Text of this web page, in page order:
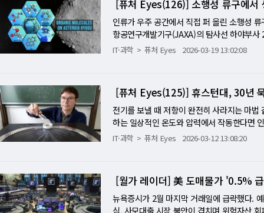
속 패널은, 인류가 대자연과 공존하며 기술
석 기록은 존재하지 않았을 것"이라고 덧붙
연의 드라마가 오늘 우리가 주목해야 하는
이다. 대륙이 찢어지며 맨틀이 밀어 올린 헬
(MRI) 장비, 나아가 천문학적인 전력을 소모
로 급부상했다. 게다가 지각이 극도로 얇아
의 '지열 에너지'를 생산할 수 있는 최적의
리는 에너지 탐사 기업 '칼라하리 지오에너
자본이 과학 연구를 등에 업고 아프리카의
다. 이 거대한 균열은 지구가 여전히 살아 숨
했다. 실험의 대부분을 수행한 테네시대학
물에서 풍부하게 공급받을 수 있고, 촉매 시
하다"고 말했다. 연구팀은 현재 용융염의 흡
활용한 용융염 봉입 기술을 연구 중이다. 연
업 경쟁력 향상에도 기여할 것으로 기대
테미스 2호는 10일 동안 약 110만 2,400㎞
표는 생명유지 장치, 유인 캡슐의 장거리 비
처럼 단숨에 착륙으로 나아가는 임무가 아니
할 수 있다. 사람이 탑승한 상태에서 오리온
스 3호와 달 남극 장기 체류 구상도 현실성을
로 했다가 수소 누출로 연기됐고, 지난달에
에 이뤄진 발사라는 점에서, 이번 성공은 단
대한 신뢰를 간신히 되살렸다는 의미이기 때
능력을 입증하는 성격에 가깝다. NASA는
치에도 이상이 있었다고 밝혔다. 다만 지상
었느냐"가 아니라 "문제가 있었음에도 임무
양에 머물지 않는다. 달 극지방의 물 얼음, 희
된다. 앞서 2022년 무인 비행 임무였던 아
온 우주선은 1970년 아폴로 13호가 세운 지
아르테미스 2호는 달의 이면에서 약
전과 지속 가능성 1969년에 낡은 컴퓨터로
거듭하며 힘들게 준비하는가. 전문가들은 이
지 시스템을 갖춰야 한다. 냉전 시대 체제
썼지만, 아르테미스는 1%도 안 되는 예산으
태도다. 아폴로 시절의 우주비행사들은 전투
극도의 안전주의를 추구한다. 2022년 무인
된 현상이 발견되자, NASA는 이를 완벽히
산된 과학의 향연이다. 우주비행사들이 입
는지 확인하는 절차는 기본이다. 발사 직전
일반 공기를 빼내고 불활성 기체인 질소를
[퓨처 Eyes(126)] 소행성 류구에서
인류가 우주 공간에서 직접 퍼 올린 소행성
항공연구개발기구(JAXA)의 탐사선 하야부
킨 시료에서, DNA와 RNA를 구성하는 아데
두 확인됐다. 해양연구개발기구
(exogenous delivery hypothesis)에 또 하
RIS-REx) 탐사선이 소행성 벤누(Bennu)에
명의 분자적 재료가 태양계 전역에 보편적으
무엇인가…'생명의 알파벳'을 이해하는 기
물질을 설계도로 삼아 생명 활동을 영위한
티민 대신 우라실이 아데닌과 결합한다.
되고, 뉴클레오타이드가 사슬처럼 이어지면
등 세포의 에너지 통화를 구성하는 데에도 핵
IT·과학 퓨처 Eyes 2026-03-19 13:02:08
[퓨처 Eyes(125)] 휴스턴대, 30년
전기를 보낼 때 저항이 완전히 사라지는 마
하는 일상적인 온도와 압력에서 작동한다면
치며 허공으로 사라지는 막대한 전력 손실을
자기부상 열차를 일상으로 만들 수 있다. 지
이후 무려 30년 넘게 난공불락으로 여겨지
이언스뉴스와 피즈오알지(phys.org)는 국제
지시간) 일제히 보도했다. 다이아몬드 압박
IT·과학 퓨처 Eyes 2026-03-12 13:08:20
[월가 레이더] 美 도매물가 '0.5%
뉴욕증시가 2월 마지막 거래일에 급락했다.
심, 사모대출 시장 불안이 겹치며 위험자산